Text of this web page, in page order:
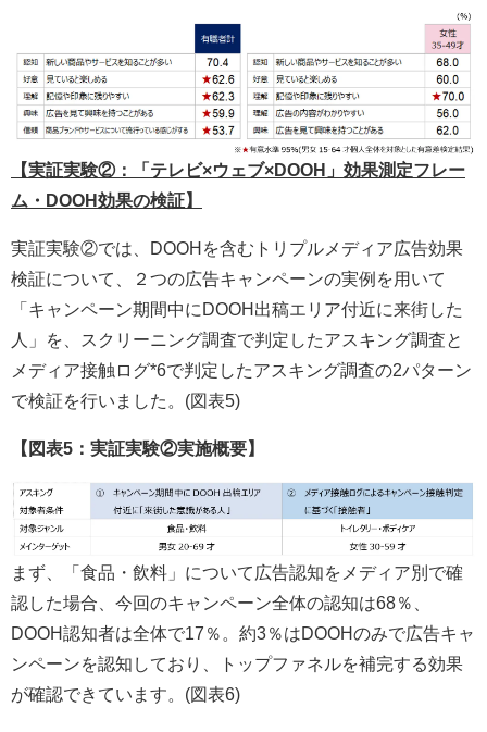
【実証実験②：「テレビ×ウェブ×DOOH」効果測定フレー
ム・DOOH効果の検証】
実証実験②では、DOOHを含むトリプルメディア広告効果
検証について、２つの広告キャンペーンの実例を用いて
「キャンペーン期間中にDOOH出稿エリア付近に来街した
人」を、スクリーニング調査で判定したアスキング調査と
メディア接触ログ*6で判定したアスキング調査の2パターン
で検証を行いました。(図表5)
【図表5：実証実験②実施概要】
まず、「食品・飲料」について広告認知をメディア別で確
認した場合、今回のキャンペーン全体の認知は68％、
DOOH認知者は全体で17％。約3％はDOOHのみで広告キャ
ンペーンを認知しており、トップファネルを補完する効果
が確認できています。(図表6)